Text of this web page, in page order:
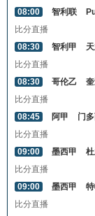
08:00
智利联
比分直播
08:30
智利甲
比分直播
08:30
哥伦乙
比分直播
08:45
阿甲
门
比分直播
09:00
墨西甲
比分直播
09:00
墨西甲
比分直播